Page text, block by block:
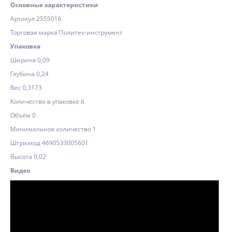
Основные характеристики
Артикул 2555016
Торговая марка Политех-инструмент
Упаковка
Ширина 0,09
Глубина 0,24
Вес 0,3173
Количество в упаковке 6
Объём 0
Минимальное количество 1
Штрихкод 4690533005601
Высота 0,02
Видео